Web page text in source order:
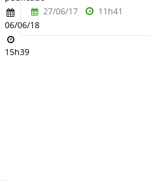
06/06/18
15h39
27/06/17 11h41